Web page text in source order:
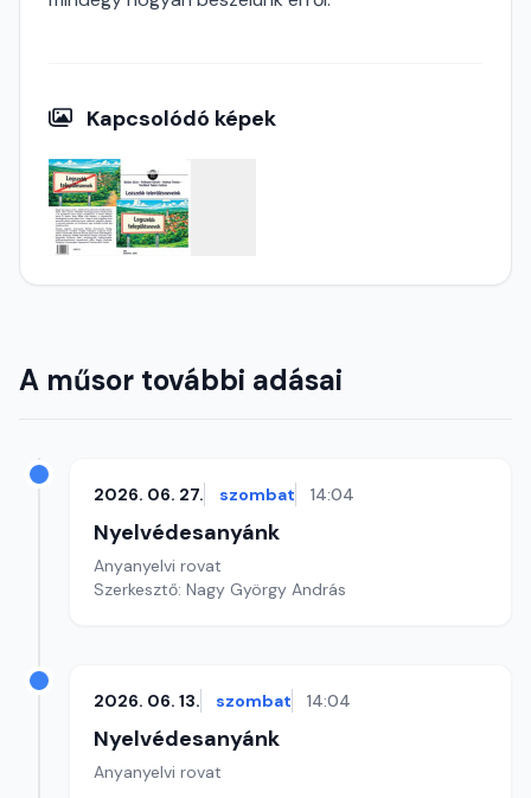
Kapcsolódó képek
A műsor további adásai
2026. 06. 27. szombat 14:04
Nyelvédesanyánk
Anyanyelvi rovat
Szerkesztő: Nagy György András
2026. 06. 13. szombat 14:04
Nyelvédesanyánk
Anyanyelvi rovat